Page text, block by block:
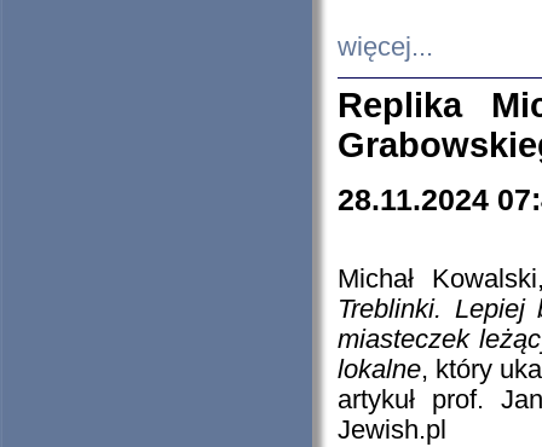
więcej...
Replika
28.11.2024
Michał
Treblinki. Lepiej
miasteczek
lokalne, który
artykuł prof.
Jewish.pl